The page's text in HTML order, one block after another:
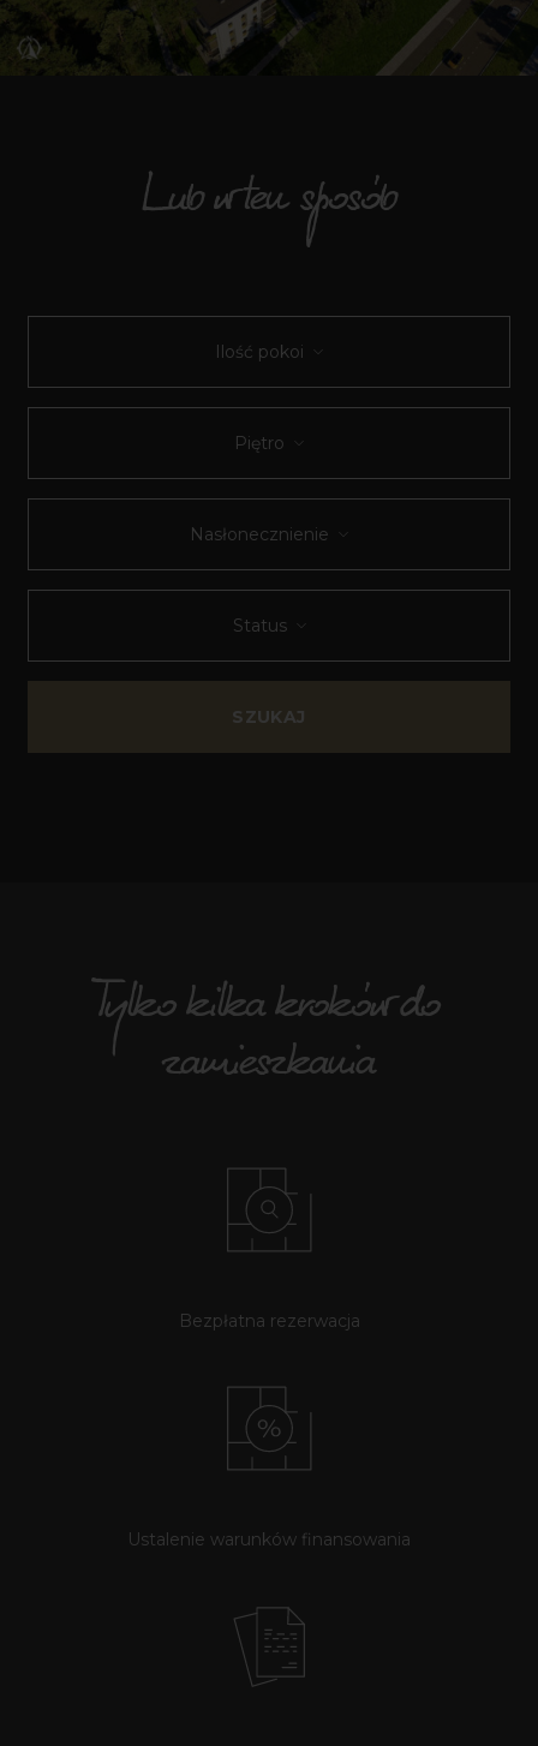
Lub w ten sposób
Ilość pokoi
Piętro
Nasłonecznienie
Status
SZUKAJ
Tylko kilka kroków do
zamieszkania
Bezpłatna rezerwacja
Ustalenie warunków finansowania